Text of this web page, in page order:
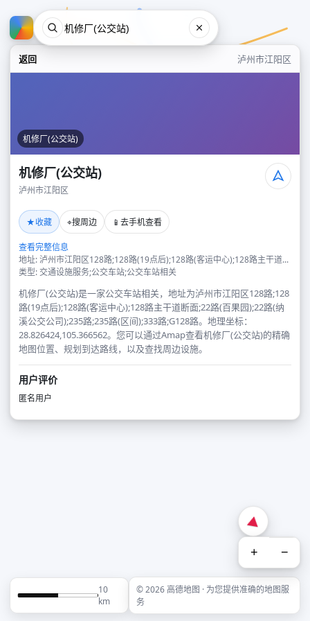
返回 泸州市江阳区
机修厂(公交站)
机修厂(公交站)
泸州市江阳区
★收藏 ⌖搜周边 📱 去手机查看
查看完整信息
地址: 泸州市江阳区128路;128路(19点后);128路(客运中心);128路主干道...
类型: 交通设施服务;公交车站;公交车站相关
机修厂(公交站)是一家公交车站相关，地址为泸州市江阳区128路;128
路(19点后);128路(客运中心);128路主干道断面;22路(百果园);22路(纳
溪公交公司);235路;235路(区间);333路;G128路。地理坐标：
28.826424,105.366562。您可以通过Amap查看机修厂(公交站)的精确
地图位置、规划到达路线，以及查找周边设施。
用户评价
匿名用户
+ −
10
km
© 2026 高德地图 · 为您提供准确的地图服
务